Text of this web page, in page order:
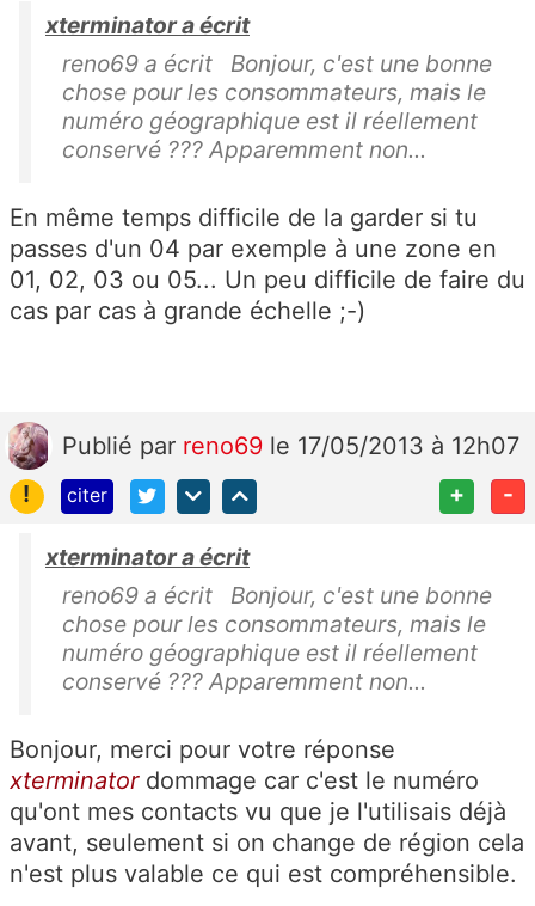
xterminator a écrit
reno69 a écrit Bonjour, c'est une bonne
chose pour les consommateurs, mais le
numéro géographique est il réellement
conservé ??? Apparemment non...
En même temps difficile de la garder si tu
passes d'un 04 par exemple à une zone en
01, 02, 03 ou 05... Un peu difficile de faire du
cas par cas à grande échelle ;-)
Publié par reno69 le 17/05/2013 à 12h07
!
citer + -
xterminator a écrit
reno69 a écrit Bonjour, c'est une bonne
chose pour les consommateurs, mais le
numéro géographique est il réellement
conservé ??? Apparemment non...
Bonjour, merci pour votre réponse
xterminatordommage car c'est le numéro
qu'ont mes contacts vu que je l'utilisais déjà
avant, seulement si on change de région cela
n'est plus valable ce qui est compréhensible.